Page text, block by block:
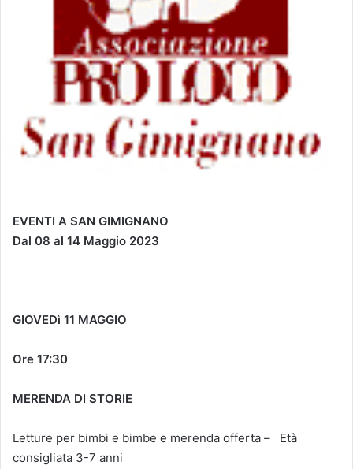
EVENTI A SAN GIMIGNANO
Dal 08 al 14 Maggio 2023
GIOVEDì 11 MAGGIO
Ore 17:30
MERENDA DI STORIE
Letture per bimbi e bimbe e merenda offerta – Età
consigliata 3-7 anni